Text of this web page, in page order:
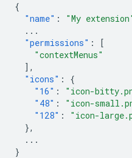
{
"name" : "My
...
"permissions" :
[
"contextMenus"
],
"icons" :
{
"16" : "icon-
"48" : "icon-
"128" :
"icon-
},
...
}